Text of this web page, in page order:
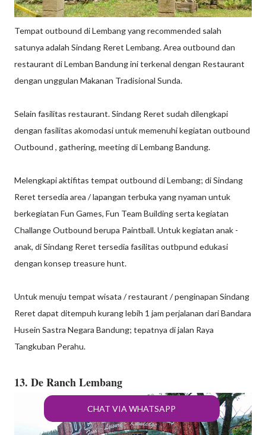
Tempat outbound di Lembang yang recommended salah
satunya adalah Sindang Reret Lembang. Area outbound dan
restaurant di Lemban Bandung ini terkenal dengan Restaurant
dengan unggulan Makanan Tradisional Sunda.
Selain fasilitas restaurant. Sindang Reret sudah dilengkapi
dengan fasilitas akomodasi untuk memenuhi kegiatan outbound
Outbound , gathering, meeting di Lembang Bandung.
Melengkapi aktifitas tempat outbound di Lembang; di Sindang
Reret tersedia area / lapangan terbuka yang nyaman untuk
berkegiatan Fun Games, Fun Team Building serta kegiatan
Challange Outbound berupa Paintball. Untuk kegiatan anak -
anak, di Sindang Reret tersedia fasilitas outbpund edukasi
dengan konsep treasure hunt.
Untuk menuju tempat wisata / restaurant / penginapan Sindang
Reret dapat ditempuh kurang lebih 1 jam perjalanan dari Bandara
Husein Sastra Negara Bandung; tepatnya di jalan Raya
Tangkuban Perahu.
13. De Ranch Lembang
CHAT VIA WHATSAPP